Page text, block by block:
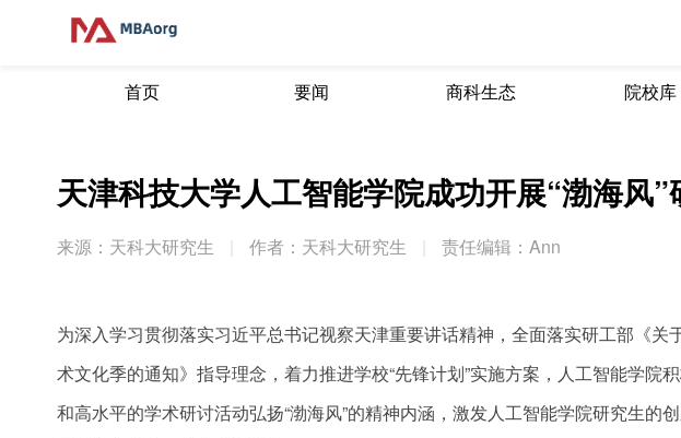
首页 要闻 商科生态 院校库
天津科技大学人工智能学院成功开展“渤海风
来源：天科大研究生 作者：天科大研究生 责任编辑：Ann
为深入学习贯彻落实习近平总书记视察天津重要讲话精神，全面落实研工部《关
术文化季的通知》指导理念，着力推进学校“先锋计划”实施方案，人工智能学院
和高水平的学术研讨活动弘扬“渤海风”的精神内涵，激发人工智能学院研究生的